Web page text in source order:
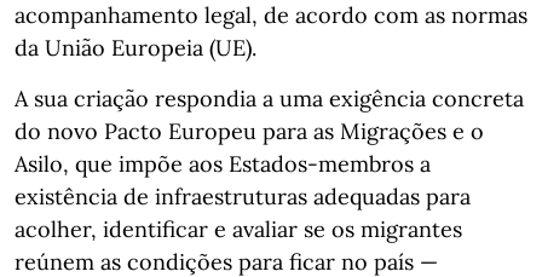
acompanhamento legal, de acordo com as normas
da União Europeia (UE).
A sua criação respondia a uma exigência concreta
do novo Pacto Europeu para as Migrações e o
Asilo, que impõe aos Estados-membros a
existência de infraestruturas adequadas para
acolher, identificar e avaliar se os migrantes
reúnem as condições para ficar no país —